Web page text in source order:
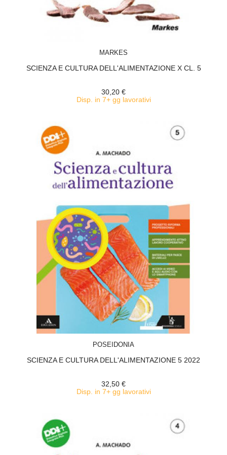
MARKES
SCIENZA E CULTURA DELL'ALIMENTAZIONE X CL. 5
30,20 €
Disp. in 7+ gg lavorativi
POSEIDONIA
SCIENZA E CULTURA DELL'ALIMENTAZIONE 5 2022
32,50 €
Disp. in 7+ gg lavorativi